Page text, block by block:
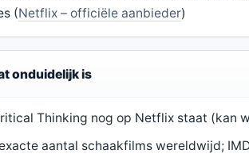
(Netflix – officiële aanbieder)
onduidelijk is
Thinking nog op Netflix staat (kan
aantal schaakfilms wereldwijd;